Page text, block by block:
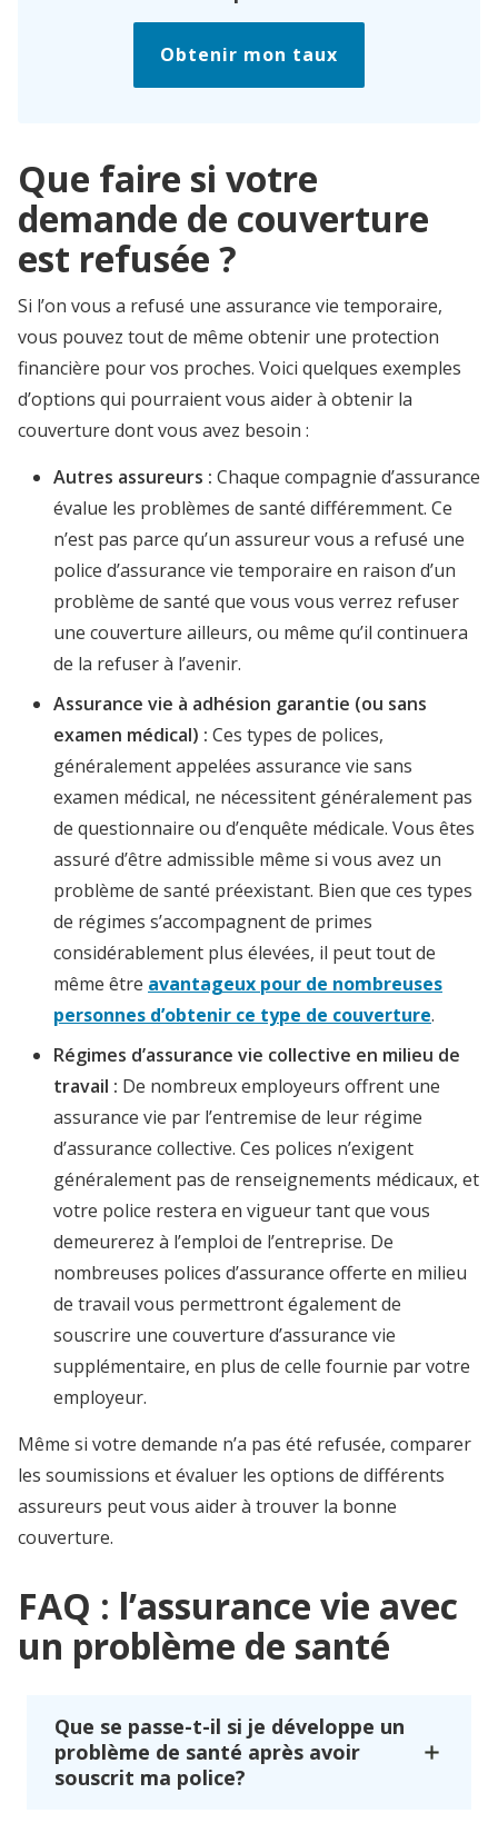
Obtenir mon taux
Que faire si votre
demande de couverture
est refusée ?
Si l’on vous a refusé une assurance vie temporaire,
vous pouvez tout de même obtenir une protection
financière pour vos proches. Voici quelques exemples
d’options qui pourraient vous aider à obtenir la
couverture dont vous avez besoin :
Autres assureurs : Chaque compagnie d’assurance
évalue les problèmes de santé différemment. Ce
n’est pas parce qu’un assureur vous a refusé une
police d’assurance vie temporaire en raison d’un
problème de santé que vous vous verrez refuser
une couverture ailleurs, ou même qu’il continuera
de la refuser à l’avenir.
Assurance vie à adhésion garantie (ou sans
examen médical) : Ces types de polices,
généralement appelées assurance vie sans
examen médical, ne nécessitent généralement pas
de questionnaire ou d’enquête médicale. Vous êtes
assuré d’être admissible même si vous avez un
problème de santé préexistant. Bien que ces types
de régimes s’accompagnent de primes
considérablement plus élevées, il peut tout de
même être avantageux pour de nombreuses
personnes d’obtenir ce type de couverture.
Régimes d’assurance vie collective en milieu de
travail : De nombreux employeurs offrent une
assurance vie par l’entremise de leur régime
d’assurance collective. Ces polices n’exigent
généralement pas de renseignements médicaux, et
votre police restera en vigueur tant que vous
demeurerez à l’emploi de l’entreprise. De
nombreuses polices d’assurance offerte en milieu
de travail vous permettront également de
souscrire une couverture d’assurance vie
supplémentaire, en plus de celle fournie par votre
employeur.
Même si votre demande n’a pas été refusée, comparer
les soumissions et évaluer les options de différents
assureurs peut vous aider à trouver la bonne
couverture.
FAQ : l’assurance vie avec
un problème de santé
Que se passe-t-il si je développe un
problème de santé après avoir
souscrit ma police?